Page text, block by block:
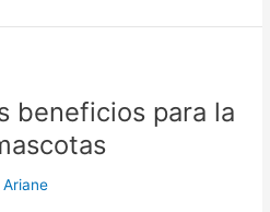
beneficios para la
Ariane